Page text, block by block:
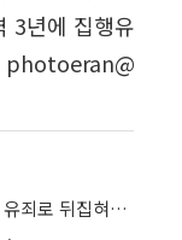
3년에 집행유
photoeran@
집혀…징역형 집유